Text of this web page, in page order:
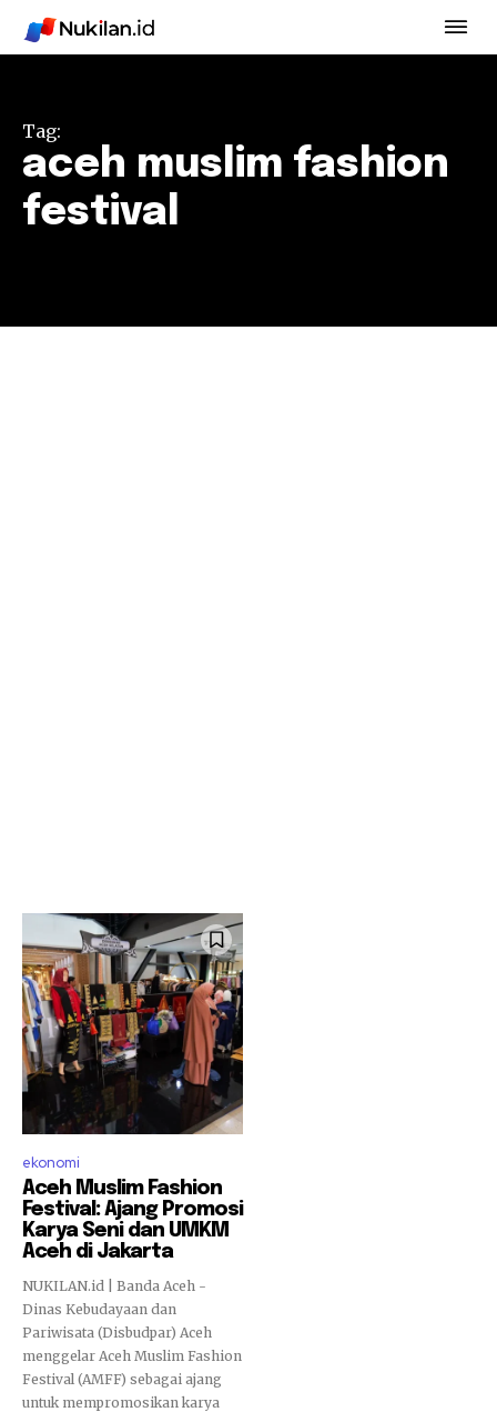
Tag:
aceh muslim fashion
festival
ekonomi
Aceh Muslim Fashion
Festival: Ajang Promosi
Karya Seni dan UMKM
Aceh di Jakarta
NUKILAN.id | Banda Aceh -
Dinas Kebudayaan dan
Pariwisata (Disbudpar) Aceh
menggelar Aceh Muslim Fashion
Festival (AMFF) sebagai ajang
untuk mempromosikan karya